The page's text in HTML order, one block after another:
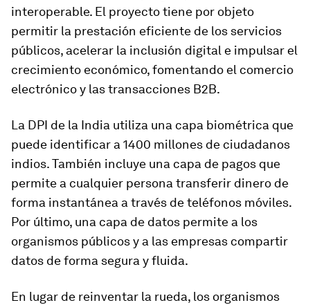
interoperable. El proyecto tiene por objeto
permitir la prestación eficiente de los servicios
públicos, acelerar la inclusión digital e impulsar el
crecimiento económico, fomentando el comercio
electrónico y las transacciones B2B.
La DPI de la India utiliza una capa biométrica que
puede identificar a 1400 millones de ciudadanos
indios. También incluye una capa de pagos que
permite a cualquier persona transferir dinero de
forma instantánea a través de teléfonos móviles.
Por último, una capa de datos permite a los
organismos públicos y a las empresas compartir
datos de forma segura y fluida.
En lugar de reinventar la rueda, los organismos